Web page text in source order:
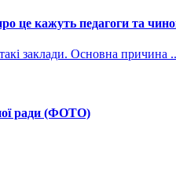
це кажуть педагоги та
заклади. Основна причина
ради (ФОТО)